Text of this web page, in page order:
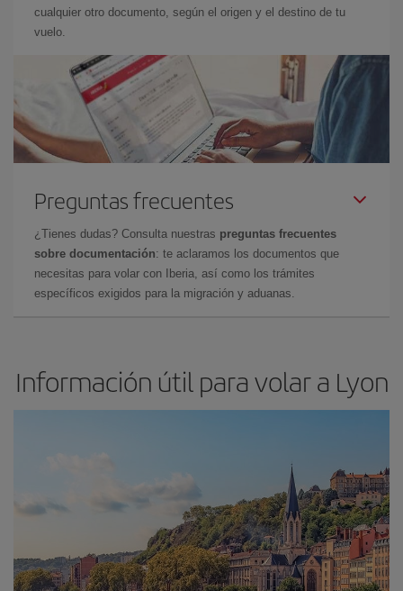
cualquier otro documento, según el origen y el destino de tu
vuelo.
Preguntas frecuentes
¿Tienes dudas? Consulta nuestras preguntas frecuentes
sobre documentación: te aclaramos los documentos que
necesitas para volar con Iberia, así como los trámites
específicos exigidos para la migración y aduanas.
Información útil para volar a Lyon